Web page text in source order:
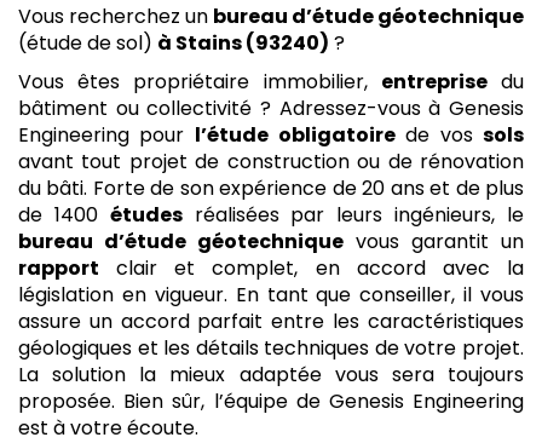
Vous recherchez un bureau d’étude géotechnique
(étude de sol) à Stains (93240) ?
Vous êtes propriétaire immobilier, entreprisedu
bâtiment ou collectivité ? Adressez-vous à Genesis
Engineering pour l’étude obligatoire de vossols
avant tout projet de construction ou de rénovation
du bâti. Forte de son expérience de 20 ans et de plus
de 1400 étudesréalisées par leurs ingénieurs, le
bureau d’étude géotechnique vous garantit un
rapport clair et complet, en accord avec la
législation en vigueur. En tant que conseiller, il vous
assure un accord parfait entre les caractéristiques
géologiques et les détails techniques de votre projet.
La solution la mieux adaptée vous sera toujours
proposée. Bien sûr, l’équipe de Genesis Engineering
est à votre écoute.